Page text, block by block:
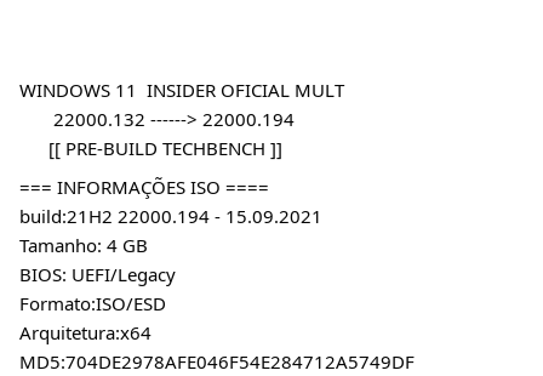
WINDOWS 11  INSIDER OFICIAL MULT
       22000.132 ------> 22000.194
      [[ PRE-BUILD TECHBENCH ]]
=== INFORMAÇÕES ISO ====
build:21H2 22000.194 - 15.09.2021
Tamanho: 4 GB
BIOS: UEFI/Legacy
Formato:ISO/ESD
Arquitetura:x64
MD5:704DE2978AFE046F54E284712A5749DF